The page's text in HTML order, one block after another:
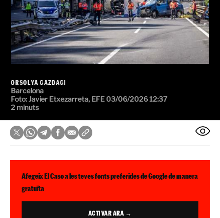
ORSOLYA GAZDAGI
Barcelona
Foto: Javier Etxezarreta, EFE 03/06/2026 12:37
2 minuts
Afegeix El Caso a les teves fonts preferides de Google de manera
gratuïta
ACTIVAR ARA →